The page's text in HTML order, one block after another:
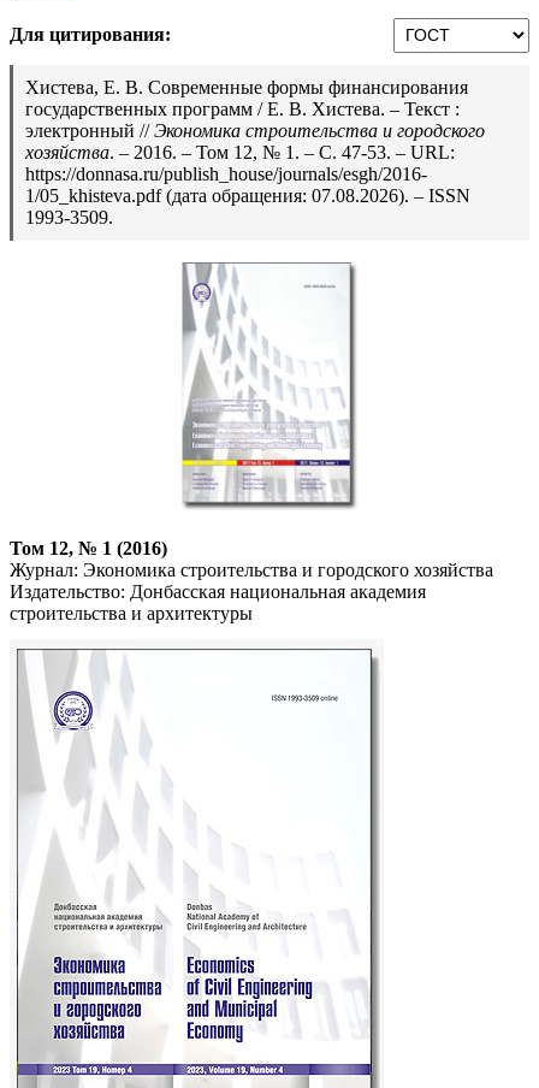
Для цитирования:
Хистева, Е. В. Современные формы финансирования
государственных программ / Е. В. Хистева. – Текст :
электронный //Экономика строительства и городского
хозяйства. – 2016. – Том 12, № 1. – С. 47-53. – URL:
https://donnasa.ru/publish_house/journals/esgh/2016-
1/05_khisteva.pdf (дата обращения: 07.08.2026). – ISSN
1993-3509.
Том 12, № 1 (2016)
Журнал: Экономика строительства и городского хозяйства
Издательство: Донбасская национальная академия
строительства и архитектуры